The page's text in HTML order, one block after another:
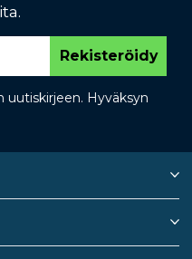
Rekisteröidy
uutiskirjeen. Hyväksyn